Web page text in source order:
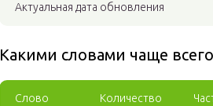
Актуальная дата обновления
Какими словами чаще
Слово Количество